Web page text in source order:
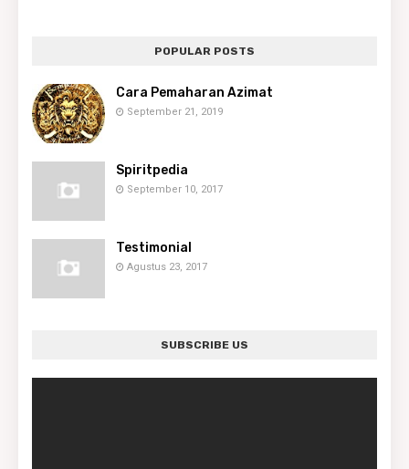
POPULAR POSTS
Cara Pemaharan Azimat
September 21, 2019
Spiritpedia
September 10, 2017
Testimonial
Agustus 23, 2017
SUBSCRIBE US